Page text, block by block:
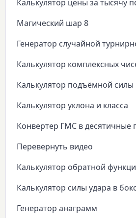
Калькулятор цены за тысячу
Магический шар 8
Генератор случайной
Калькулятор комплексных
Калькулятор подъёмной силы
Калькулятор уклона и класса
Конвертер ГМС в десятичные
Перевернуть видео
Калькулятор обратной
Калькулятор силы удара в
Генератор анаграмм